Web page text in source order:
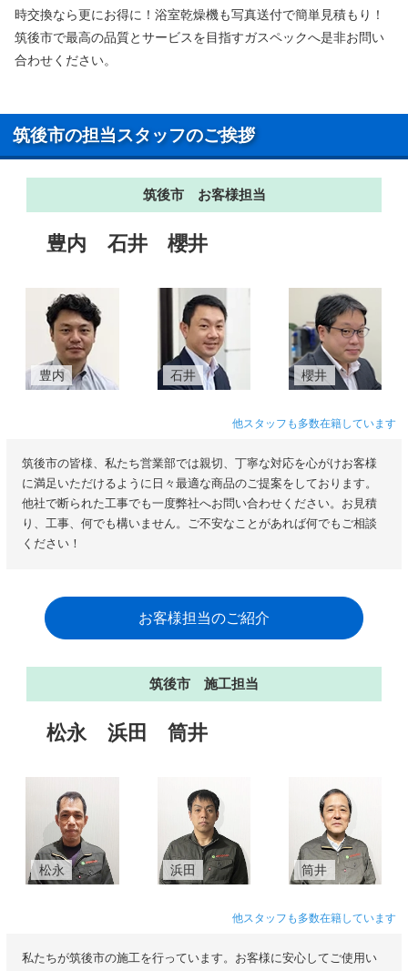
時交換なら更にお得に！浴室乾燥機も写真送付で簡単見積もり！
筑後市で最高の品質とサービスを目指すガスペックへ是非お問い
合わせください。
筑後市の担当スタッフのご挨拶
筑後市 お客様担当
豊内 石井 櫻井
豊内 石井 櫻井
他スタッフも多数在籍しています
筑後市の皆様、私たち営業部では親切、丁寧な対応を心がけお客様
に満足いただけるように日々最適な商品のご提案をしております。
他社で断られた工事でも一度弊社へお問い合わせください。お見積
り、工事、何でも構いません。ご不安なことがあれば何でもご相談
ください！
お客様担当のご紹介
筑後市 施工担当
松永 浜田 筒井
松永 浜田 筒井
他スタッフも多数在籍しています
私たちが筑後市の施工を行っています。お客様に安心してご使用い